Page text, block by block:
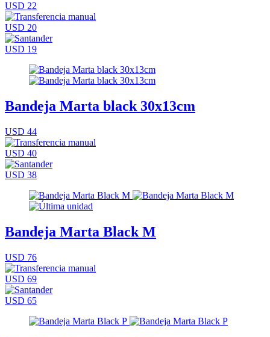
USD 22
USD 20
USD 19
Bandeja Marta black 30x13cm
USD 44
USD 40
USD 38
Bandeja Marta Black M
USD 76
USD 69
USD 65